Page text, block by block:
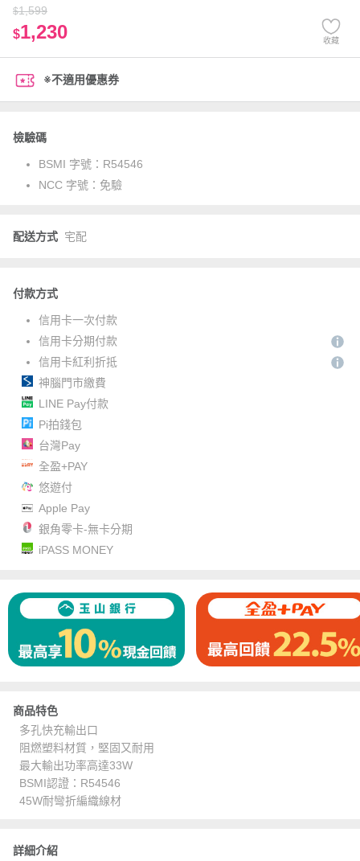
$1,599
$1,230 收藏
※不適用優惠券
檢驗碼
BSMI 字號： R54546
NCC 字號： 免驗
配送方式 宅配
付款方式
信用卡一次付款
信用卡分期付款
信用卡紅利折抵
神腦門市繳費
LINE Pay付款
Pi拍錢包
台灣Pay
全盈+PAY
悠遊付
Apple Pay
銀角零卡-無卡分期
iPASS MONEY
商品特色
多孔快充輸出口
阻燃塑料材質，堅固又耐用
最大輸出功率高達33W
BSMI認證：R54546
45W耐彎折編織線材
詳細介紹